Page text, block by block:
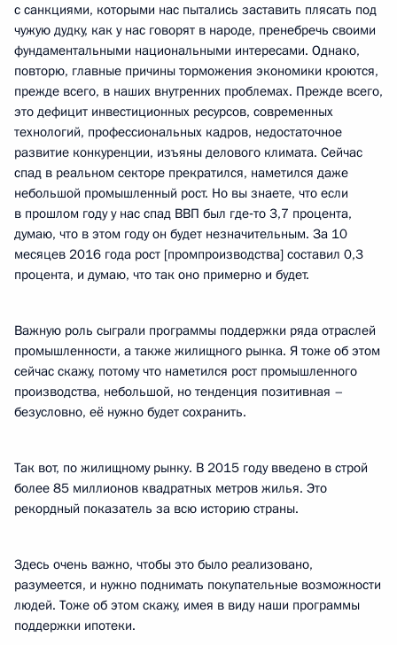
с санкциями, которыми нас пытались заставить плясать под
чужую дудку, как у нас говорят в народе, пренебречь своими
фундаментальными национальными интересами. Однако,
повторю, главные причины торможения экономики кроются,
прежде всего, в наших внутренних проблемах. Прежде всего,
это дефицит инвестиционных ресурсов, современных
технологий, профессиональных кадров, недостаточное
развитие конкуренции, изъяны делового климата. Сейчас
спад в реальном секторе прекратился, наметился даже
небольшой промышленный рост. Но вы знаете, что если
в прошлом году у нас спад ВВП был где‑то 3,7 процента,
думаю, что в этом году он будет незначительным. За 10
месяцев 2016 года рост [промпроизводства] составил 0,3
процента, и думаю, что так оно примерно и будет.
Важную роль сыграли программы поддержки ряда отраслей
промышленности, а также жилищного рынка. Я тоже об этом
сейчас скажу, потому что наметился рост промышленного
производства, небольшой, но тенденция позитивная –
безусловно, её нужно будет сохранить.
Так вот, по жилищному рынку. В 2015 году введено в строй
более 85 миллионов квадратных метров жилья. Это
рекордный показатель за всю историю страны.
Здесь очень важно, чтобы это было реализовано,
разумеется, и нужно поднимать покупательные возможности
людей. Тоже об этом скажу, имея в виду наши программы
поддержки ипотеки.